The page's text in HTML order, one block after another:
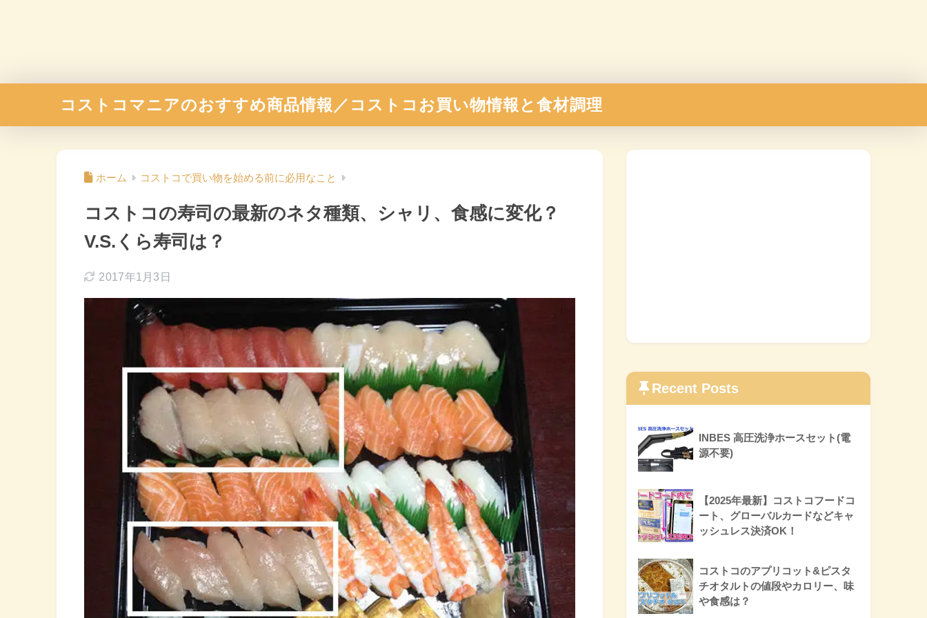
コストコマニアのおすすめ商品情報／コストコお買い物情報と食材調理
ホーム コストコで買い物を始める前に必用なこと
コストコの寿司の最新のネタ種類、シャリ、食感に変化？
V.S.くら寿司は？
2017年1月3日
Recent Posts
INBES 高圧洗浄ホースセット(電
源不要)
【2025年最新】コストコフードコ
ート、グローバルカードなどキャ
ッシュレス決済OK！
コストコのアプリコット&ピスタ
チオタルトの値段やカロリー、味
や食感は？